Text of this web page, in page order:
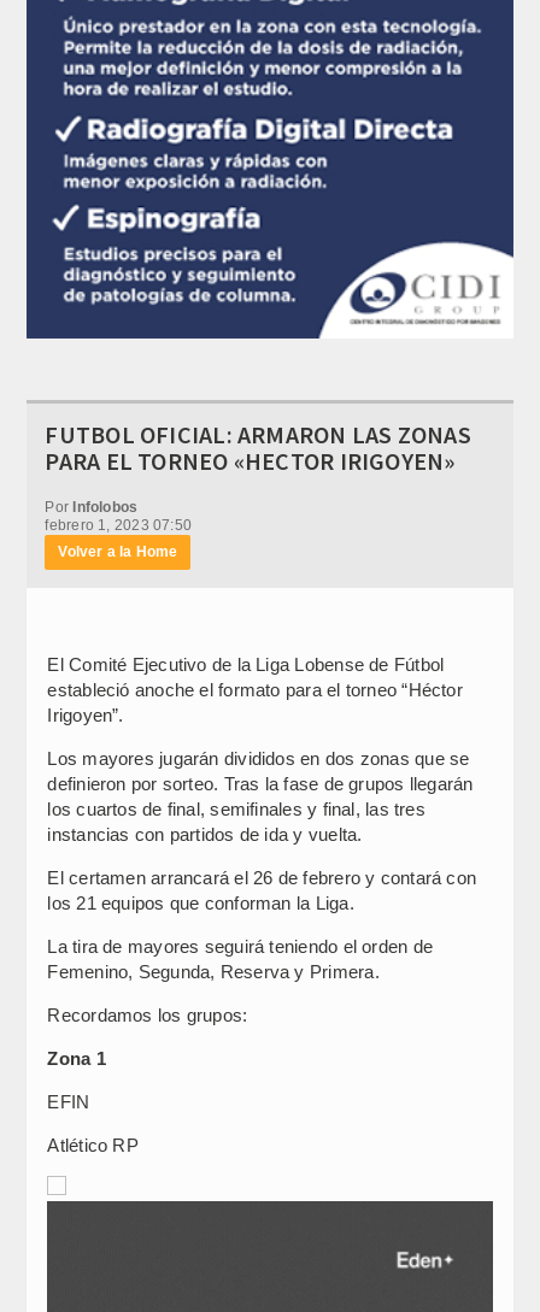
FUTBOL OFICIAL: ARMARON LAS ZONAS
PARA EL TORNEO «HECTOR IRIGOYEN»
PorInfolobos
febrero 1, 2023 07:50
Volver a la Home
El Comité Ejecutivo de la Liga Lobense de Fútbol
estableció anoche el formato para el torneo “Héctor
Irigoyen”.
Los mayores jugarán divididos en dos zonas que se
definieron por sorteo. Tras la fase de grupos llegarán
los cuartos de final, semifinales y final, las tres
instancias con partidos de ida y vuelta.
El certamen arrancará el 26 de febrero y contará con
los 21 equipos que conforman la Liga.
La tira de mayores seguirá teniendo el orden de
Femenino, Segunda, Reserva y Primera.
Recordamos los grupos:
Zona 1
EFIN
Atlético RP